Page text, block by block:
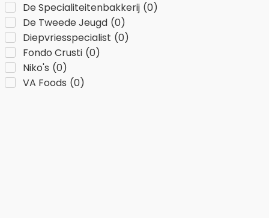
De Specialiteitenbakkerij (0)
De Tweede Jeugd (0)
Diepvriesspecialist (0)
Fondo Crusti (0)
Niko's (0)
VA Foods (0)